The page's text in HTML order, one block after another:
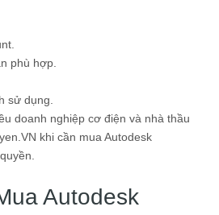
phù hợp.
sử dụng.
doanh nghiệp cơ điện và nhà thầu
khi cần mua Autodesk
Autodesk